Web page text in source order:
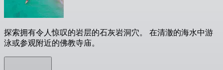
探索拥有令人惊叹的岩层的石灰岩洞穴。 在清澈的海水中游
泳或参观附近的佛教寺庙。